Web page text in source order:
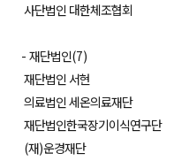
사단법인 대한체조협회
- 재단법인(7)
재단법인 서현
의료법인 세온의료재단
재단법인한국장기이식연구단
(재)운경재단